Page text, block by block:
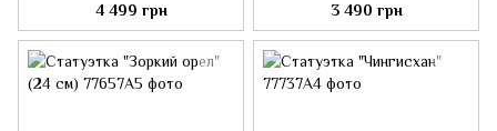
4 499 грн
3 490 грн